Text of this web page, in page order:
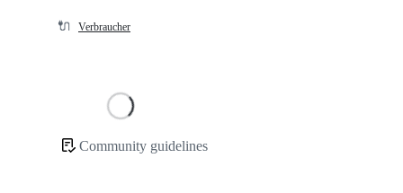
🔌 Verbraucher
Community guidelines